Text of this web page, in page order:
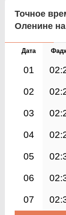
Точное
Оленине на
Дата
01
02
03
04
05
06
07